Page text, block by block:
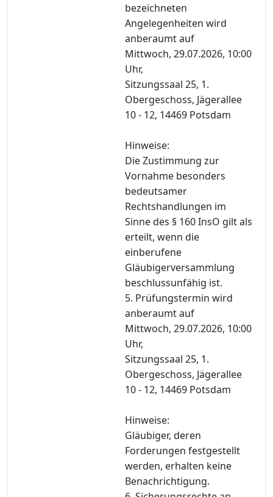
bezeichneten
Angelegenheiten wird
anberaumt auf
Mittwoch, 29.07.2026, 10:00
Uhr,
Sitzungssaal 25, 1.
Obergeschoss, Jägerallee
10 - 12, 14469 Potsdam
Hinweise:
Die Zustimmung zur
Vornahme besonders
bedeutsamer
Rechtshandlungen im
Sinne des § 160 InsO gilt als
erteilt, wenn die
einberufene
Gläubigerversammlung
beschlussunfähig ist.
5. Prüfungstermin wird
anberaumt auf
Mittwoch, 29.07.2026, 10:00
Uhr,
Sitzungssaal 25, 1.
Obergeschoss, Jägerallee
10 - 12, 14469 Potsdam
Hinweise:
Gläubiger, deren
Forderungen festgestellt
werden, erhalten keine
Benachrichtigung.